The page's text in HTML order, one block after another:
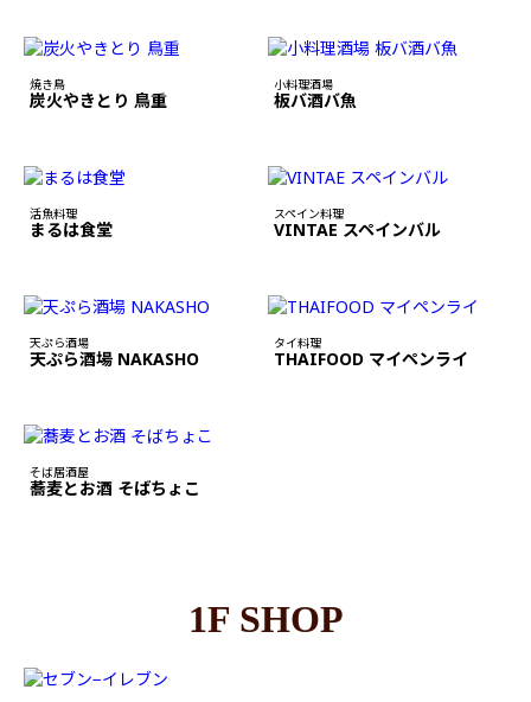
焼き鳥
炭火やきとり 鳥重
小料理酒場
板バ酒バ魚
活魚料理
まるは食堂
スペイン料理
VINTAE スペインバル
天ぷら酒場
天ぷら酒場 NAKASHO
タイ料理
THAIFOOD マイペンライ
そば居酒屋
蕎麦とお酒 そばちょこ
1F SHOP